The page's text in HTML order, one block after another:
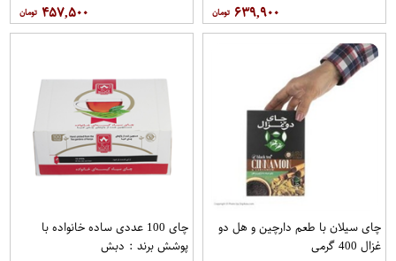
۶۳۹,۹۰۰ ۴۵۷,۵۰۰
چای سیلان با طعم دارچین و هل دو
غزال 400 گرمی
چای 100 عددی ساده خانواده با
پوشش برند : دبش